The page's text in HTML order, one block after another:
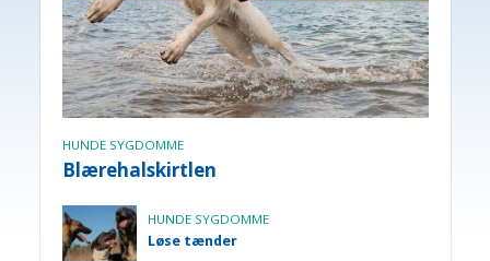
GNAVERE KANINER
Urinvejslidelser
HUNDE SYGDOMME
Blærehalskirtlen
HUNDE SYGDOMME
Løse tænder